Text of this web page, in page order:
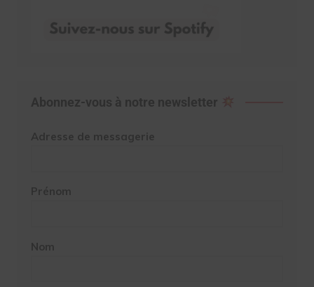
Abonnez-vous à notre newsletter
Adresse de messagerie
Prénom
Nom